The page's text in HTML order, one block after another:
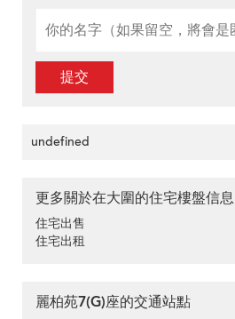
提交
undefined
更多關於在大圍的住宅樓盤信息
住宅出售
住宅出租
麗柏苑7(G)座的交通站點